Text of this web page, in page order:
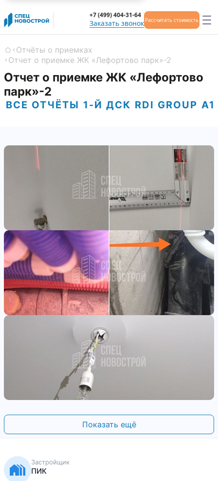
Заказать звонок
+7 (499) 404-31-64
Рассчитать стоимость
Главная
Отчёты о приемках
Отчет о приемке ЖК «Лефортово парк»-2
Отчет о приемке ЖК «Лефортово
парк»-2
ВСЕ ОТЧЁТЫ 1-Й ДСК RDI GROUP
Показать ещё
Застройщик
ПИК